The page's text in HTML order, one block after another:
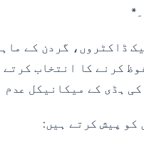
ڈاکٹروں، گردن کے
کرنے کا انتخاب
ہڈی کے میکانیکل
کو پیش کرتے ہیں: